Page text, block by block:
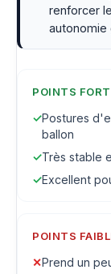
renforcer
autonomie
POINTS
✓Postures
ballon
✓Très stable
✓Excellent
POINTS
✕Prend un